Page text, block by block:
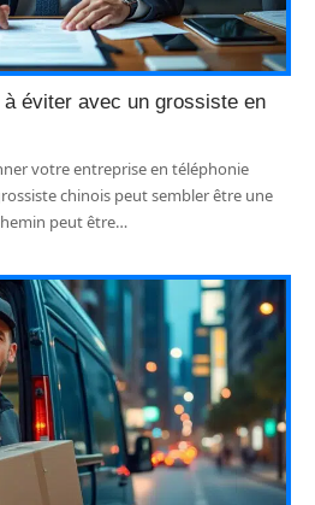
éviter avec un grossiste en
votre entreprise en téléphonie
chinois peut sembler être une
peut être…